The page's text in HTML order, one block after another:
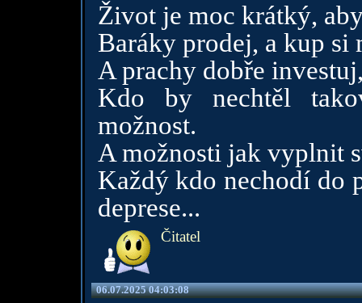
Život je moc krátký,
Baráky prodej, a kup si
A prachy dobře
Kdo by nechtěl
možnost.
A možnosti jak vyplnit
Každý kdo nechodí do
deprese...
Čitatel
06.07.2025 04:03:08